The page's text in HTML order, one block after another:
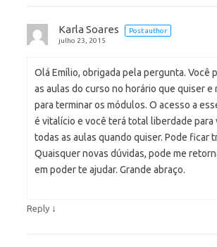
Karla Soares
Post author
julho 23, 2015
Olá Emílio, obrigada pela pergunta. Você
as aulas do curso no horário que quiser e
para terminar os módulos. O acesso a
é vitalício e você terá total liberdade para
todas as aulas quando quiser. Pode ficar
Quaisquer novas dúvidas, pode me
em poder te ajudar. Grande abraço.
Reply ↓